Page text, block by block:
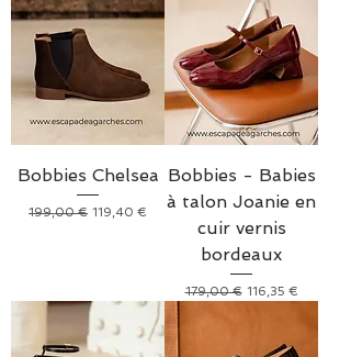
Bobbies Chelsea
Prix original
199,00 € Prix promotionnel
119,40 €
Bobbies - Babies
à talon Joanie en
cuir vernis
bordeaux
Prix original
179,00 € Prix promotionnel
116,35 €